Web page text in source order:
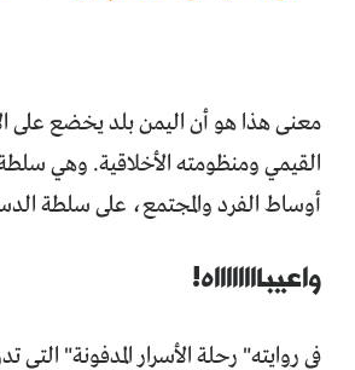
معنى هذا هو أن اليمن بلد يخضع على
القيمي ومنظومته الأخلاقية. وهي سلطة
أوساط الفرد والمجتمع، على سلطة
واعيبااااااااه!
في روايته" رحلة الأسرار المدفونة"